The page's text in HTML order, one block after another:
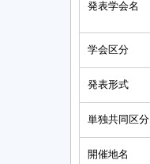
発表学会名
学会区分
発表形式
単独共同区分
開催地名